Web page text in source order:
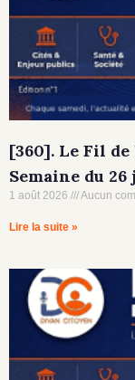
[360]. Le Fil
Semaine du
1 août 2026 Aucun
Lire la suite »